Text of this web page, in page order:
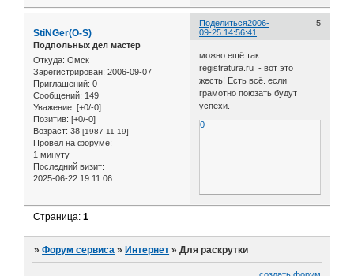
Поделиться 5
2006-
09-25 14:56:41
StiNGer(O-S)
Подпольных дел мастер
Откуда: Омск
Зарегистрирован: 2006-09-07
Приглашений: 0
Сообщений: 149
Уважение: [+0/-0]
Позитив: [+0/-0]
Возраст: 38 [1987-11-19]
Провел на форуме:
1 минуту
Последний визит:
2025-06-22 19:11:06
можно ещё так
registratura.ru - вот это
жесть! Есть всё. если
грамотно поюзать будут
успехи.
0
Страница:1
»Форум сервиса »Интернет »Для раскрутки